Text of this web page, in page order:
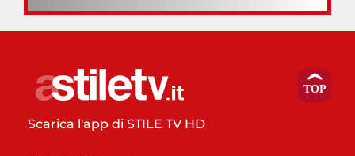
Scarica l'app di STILE TV HD